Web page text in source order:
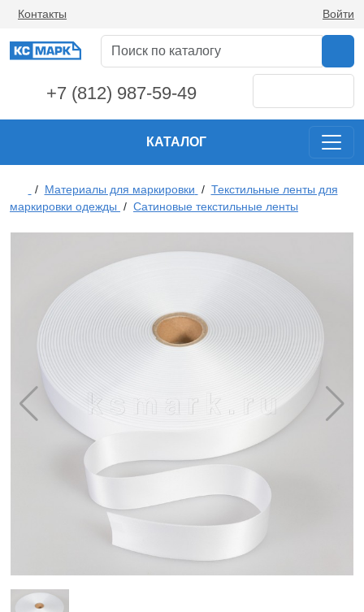
Контакты Войти
+7 (812) 987-59-49
КАТАЛОГ
/ Материалы для маркировки / Текстильные ленты для
маркировки одежды / Сатиновые текстильные ленты